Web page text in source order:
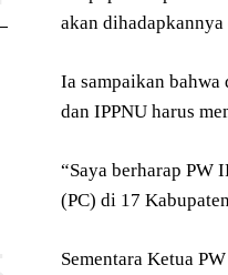
akan
Ia sampaikan
dan IPPNU harus
“Saya berharap PW
(PC) di 17
Sementara Ketua